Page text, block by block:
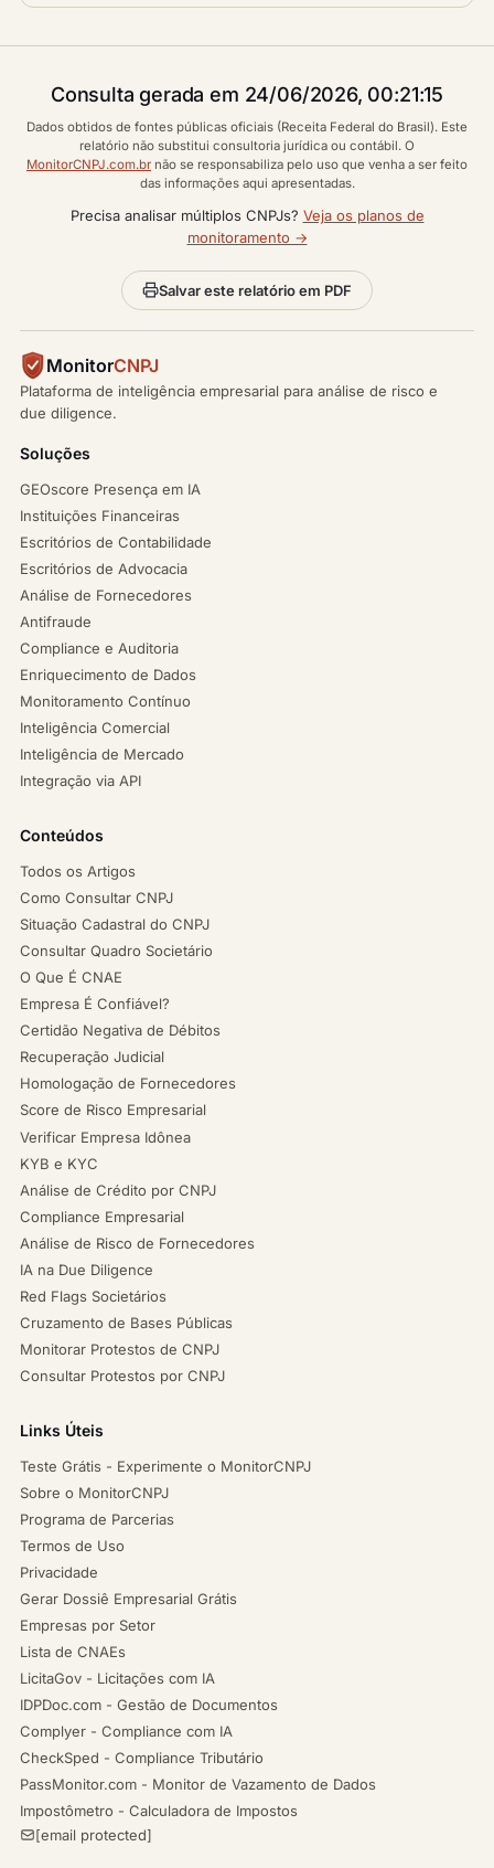
Consulta gerada em 24/06/2026, 00:21:15
Dados obtidos de fontes públicas oficiais (Receita Federal do Brasil). Este
relatório não substitui consultoria jurídica ou contábil. O
MonitorCNPJ.com.br não se responsabiliza pelo uso que venha a ser feito
das informações aqui apresentadas.
Precisa analisar múltiplos CNPJs? Veja os planos de
monitoramento →
Salvar este relatório em PDF
MonitorCNPJ
Plataforma de inteligência empresarial para análise de risco e
due diligence.
Soluções
GEOscore Presença em IA
Instituições Financeiras
Escritórios de Contabilidade
Escritórios de Advocacia
Análise de Fornecedores
Antifraude
Compliance e Auditoria
Enriquecimento de Dados
Monitoramento Contínuo
Inteligência Comercial
Inteligência de Mercado
Integração via API
Conteúdos
Todos os Artigos
Como Consultar CNPJ
Situação Cadastral do CNPJ
Consultar Quadro Societário
O Que É CNAE
Empresa É Confiável?
Certidão Negativa de Débitos
Recuperação Judicial
Homologação de Fornecedores
Score de Risco Empresarial
Verificar Empresa Idônea
KYB e KYC
Análise de Crédito por CNPJ
Compliance Empresarial
Análise de Risco de Fornecedores
IA na Due Diligence
Red Flags Societários
Cruzamento de Bases Públicas
Monitorar Protestos de CNPJ
Consultar Protestos por CNPJ
Links Úteis
Teste Grátis - Experimente o MonitorCNPJ
Sobre o MonitorCNPJ
Programa de Parcerias
Termos de Uso
Privacidade
Gerar Dossiê Empresarial Grátis
Empresas por Setor
Lista de CNAEs
LicitaGov - Licitações com IA
IDPDoc.com - Gestão de Documentos
Complyer - Compliance com IA
CheckSped - Compliance Tributário
PassMonitor.com - Monitor de Vazamento de Dados
Impostômetro - Calculadora de Impostos
[email protected]